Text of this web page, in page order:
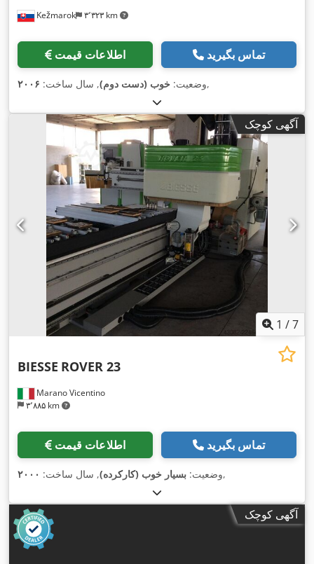
Kežmarok ۳٬۳۲۳ km
اطلاعات قیمت تماس بگیرید
وضعیت: خوب (دست دوم), سال ساخت: ۲۰۰۶ ,
آگهی کوچک
1 /7
Marano Vicentino
۳٬۸۸۵ km
BIESSE ROVER 23
اطلاعات قیمت تماس بگیرید
وضعیت: بسیار خوب (کارکرده), سال ساخت: ۲۰۰۰ ,
آگهی کوچک